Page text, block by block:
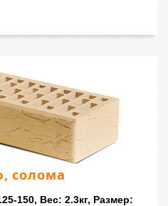
солома
150, Вес: 2.3кг, Размер: